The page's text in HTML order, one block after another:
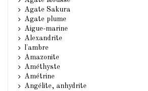
Agate Sakura
Agate plume
Aigue-marine
Alexandrite
l'ambre
Amazonite
Améthyste
Amétrine
Angélite, anhydrite